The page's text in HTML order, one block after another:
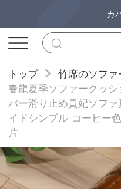
カ
トップ
竹席のソフ
春龍夏季ソファークッ
バー滑り止め貴妃ソフ
イドシンプル-コーヒー
片